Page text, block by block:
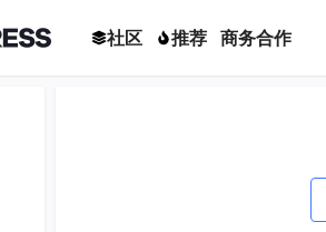
社区 推荐 商务合作